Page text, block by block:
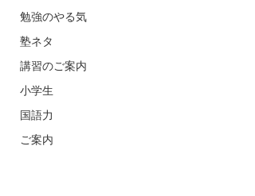
勉強のやる気
塾ネタ
講習のご案内
小学生
国語力
ご案内